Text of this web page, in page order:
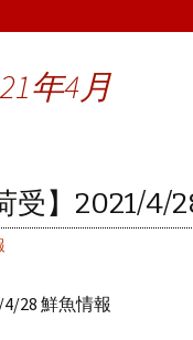
年4月
受】2021/4/
28 鮮魚情報